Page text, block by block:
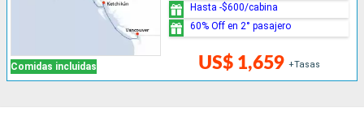
Comidas incluidas US$ 1,659 +Tasas
Hasta -$600/cabina
60% Off en 2° pasajero